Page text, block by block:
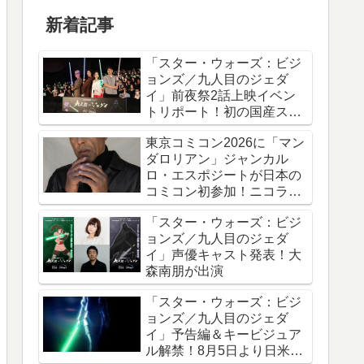
新着記事
「スター・ウォーズ：ビジ
ョンズ／九人目のジェダ
イ」前夜祭2話上映イベン
トリポート！初の国産スタ
ー・ウォーズアニメシリー
ズ
東京コミコン2026に「マン
ダロリアン」ジャンカル
ロ・エスポジートが日本の
コミコン初参加！ニコラ
ス・ケイジと共に来日
「スター・ウォーズ：ビジ
ョンズ／九人目のジェダ
イ」声優キャスト発表！大
森南朋が出演
「スター・ウォーズ：ビジ
ョンズ／九人目のジェダ
イ」予告編＆キービジュア
ル解禁！8月5日より日米同